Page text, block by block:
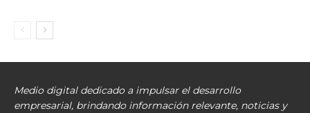
Medio digital dedicado a impulsar el desarrollo
empresarial, brindando información relevante, noticias y